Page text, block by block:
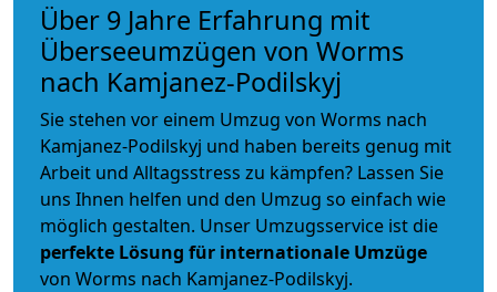
Über 9 Jahre Erfahrung mit
Überseeumzügen von Worms
nach Kamjanez-Podilskyj
Sie stehen vor einem Umzug von Worms nach
Kamjanez-Podilskyj und haben bereits genug mit
Arbeit und Alltagsstress zu kämpfen? Lassen Sie
uns Ihnen helfen und den Umzug so einfach wie
möglich gestalten. Unser Umzugsservice ist die
perfekte Lösung für internationale Umzüge
von Worms nach Kamjanez-Podilskyj.